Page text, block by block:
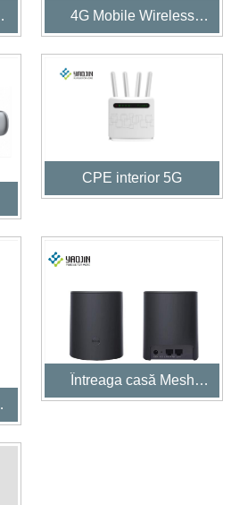
4G Mobile Wireless
Hotspot Mifis
CPE interior 5G
Întreaga casă Mesh
WiFi6